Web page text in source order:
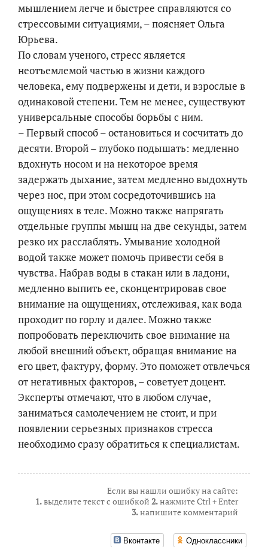
мышлением легче и быстрее справляются со
стрессовыми ситуациями, – поясняет Ольга
Юрьева.
По словам ученого, стресс является
неотъемлемой частью в жизни каждого
человека, ему подвержены и дети, и взрослые в
одинаковой степени. Тем не менее, существуют
универсальные способы борьбы с ним.
– Первый способ – остановиться и сосчитать до
десяти. Второй – глубоко подышать: медленно
вдохнуть носом и на некоторое время
задержать дыхание, затем медленно выдохнуть
через нос, при этом сосредоточившись на
ощущениях в теле. Можно также напрягать
отдельные группы мышц на две секунды, затем
резко их расслаблять. Умывание холодной
водой также может помочь привести себя в
чувства. Набрав воды в стакан или в ладони,
медленно выпить ее, сконцентрировав свое
внимание на ощущениях, отслеживая, как вода
проходит по горлу и далее. Можно также
попробовать переключить свое внимание на
любой внешний объект, обращая внимание на
его цвет, фактуру, форму. Это поможет отвлечься
от негативных факторов, – советует доцент.
Эксперты отмечают, что в любом случае,
заниматься самолечением не стоит, и при
появлении серьезных признаков стресса
необходимо сразу обратиться к специалистам.
Если вы нашли ошибку на сайте:
1.выделите текст с ошибкой 2.нажмите Ctrl + Enter
3.напишите комментарий
Вконтакте Одноклассники